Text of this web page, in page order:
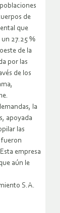
de
que
27.25 %
de la
por las
de los
la
apoyada
las
fueron
empresa
aún le
S.A.